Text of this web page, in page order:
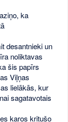
ka
desantnieki un
noliktavas
šis papīrs
Viļņas
lielākās, kur
sagatavotais
karos kritušo